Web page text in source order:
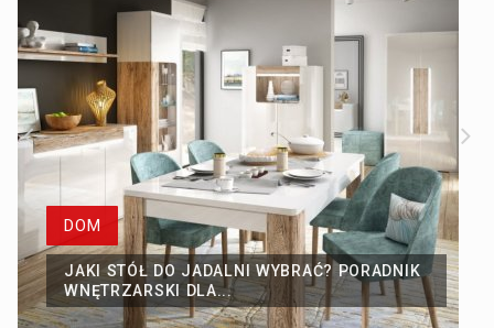
DOM
JAKI STÓŁ DO JADALNI WYBRAĆ? PORADNIK
WNĘTRZARSKI DLA...